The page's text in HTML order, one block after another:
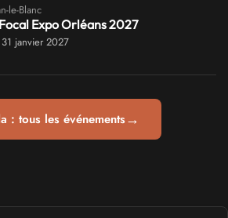
le-Blanc
Expo Orléans 2027
janvier 2027
: tous les événements→